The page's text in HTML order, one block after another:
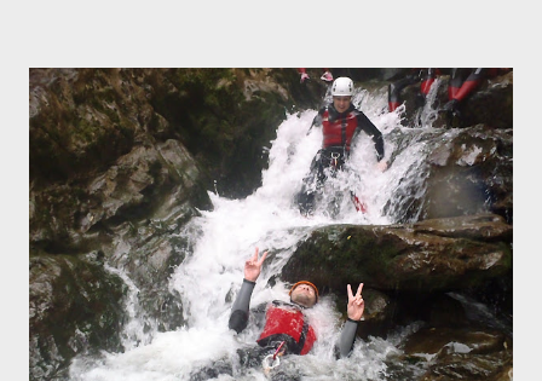
itinerarios, tarifas...)